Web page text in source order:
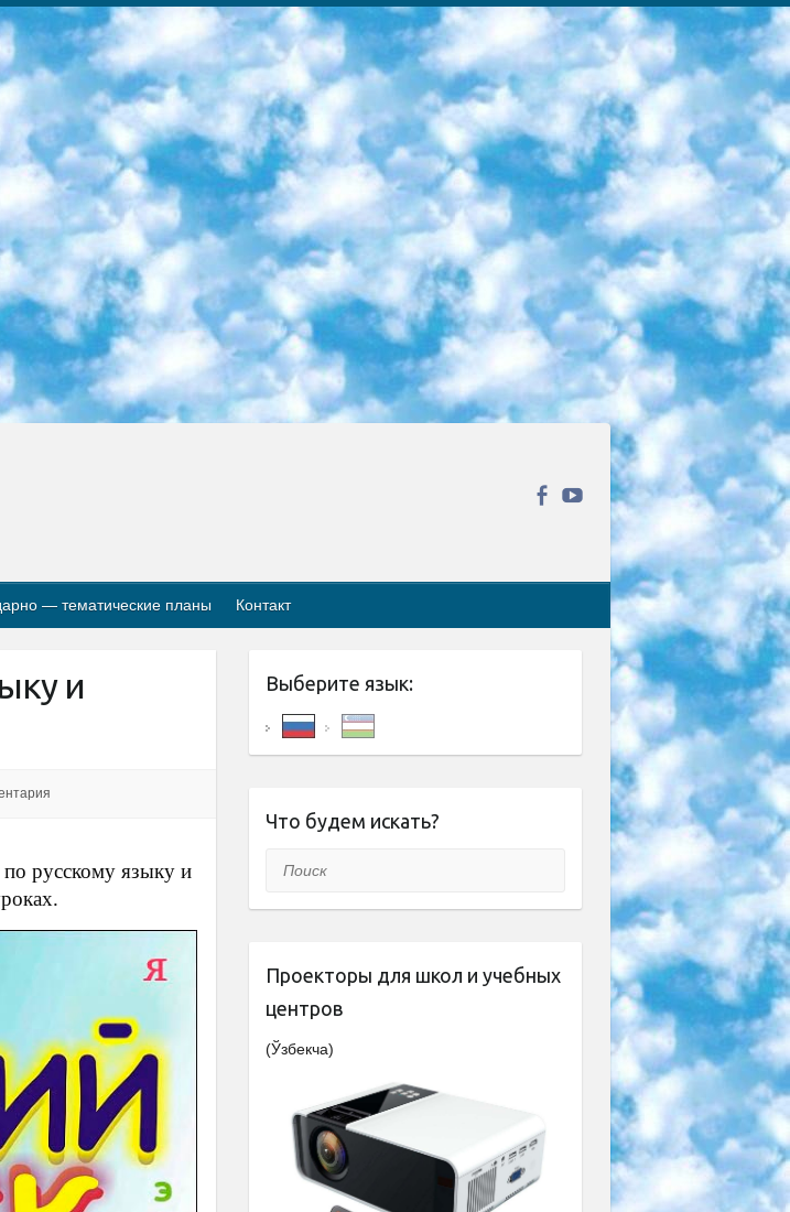
школа для глухих и слабослышащих детей. и экзамены в интернатах и быть реализован в виде письменного теста по математике. 11. Специальность для умственно отсталых детей. Для 9 класса Родной язык и литературное письмо Государственный язык (язык обучения – узбекский). для неклассов) написано Математическое письмо Письменная/устная история Узбекистана Физическое воспитание практично Итоговый контроль Для 11 класса Написание родного языка и литературы (эссе) Математическое письмо Узбекский язык (обучение на узбекском языке) не посещающее общее среднее образование для учреждений)/Образовательное учреждение выбор письменный и устный Иностранный язык письменный/устный Письменная/устная история Узбекистана *По выбору студента:  Химия  Физика  Основы государственного права  География 10 бесплатных образовательных ресурсов - Мы составили подборку онлайн-проектов с интерактивными упражнениями, видеолекциями и статьями. Они помогут вам обрести новые и освежить старые знания бесплатно. 1. «ИНТУИТ» Старейшая образовательная площадка Рунета. Здесь вы найдёте сотни текстовых и видеокурсов на десятки различных тем — от программирования до психологии. Многие курсы подготовлены российскими университетами и крупными международными компаниями вроде Intel и Microsoft. Самостоятельное обучение бесплатное, но желающие могут оплатить услуги персональных наставников. 2. «Смартия» знакомит с актуальными профессиями и подсказывает, как им обучаться. Выбрав заинтересовавшую вас специальность — SMM-специалист, фотограф, веб-дизайнер или другую, — увидите список необходимых для неё умений. Чтобы вы могли освоить их самостоятельно, для каждого умения площадка отображает подборку ссылок на учебные материалы. Хотя «Смартия» ориентируется на русскоязычную аудиторию, часть контента всё же доступна только на английском. 3. «Лекторий Физтеха» Проект Московского физико-технического института (Физтеха). С его помощью вы можете смотреть онлайн серии лекций, записанные на видео в этом вузе. В числе доступных предметов — физика, биология, химия, информационные технологии и другие. К некоторым лекциям администрация ресурса прилагает готовые конспекты, которые можно скачивать в PDF-формате. 4. ITMOcourses Онлайн-площадка Санкт-Петербургского национального исследовательского университета информационных технологий, механики и оптики (ИТМО). Ресурс предоставляет свободный доступ к курсам, разработанным в этом вузе. Каталог материалов разбит на четыре категории: «Оптические системы и технологии», «Приборостроение и робототехника», «Информационные технологии» и «Биотехнологии». Курсы состоят из видеолекций, интерактивных демонстраций и заданий. 5. «КиберЛенинка» Электронная научная библиотека открытого доступа. Каталог площадки регулярно обрастает текстами статей из различных научных изданий. Сгруппированные по журналам и рубрикам публикации можно читать онлайн или скачивать целиком в PDF-формате. Проект нацелен на популяризацию науки за счёт открытого доступа к качественной информации. 6. «ПостНаука» На этом ресурсе публикуют подборки видеолекций, составленные экспертами из разных отраслей и объединённые общими темами. Среди них, к примеру, есть серии «Биоинформатика и геномика», «Культура средневековой Скандинавии» и Cinema Studies о теории кино. Каждая подборка лекций — логически связанная история, рассказанная экспертом от первого лица. Кроме того, на сайте появляются научно-образовательные статьи и тесты на разные темы. 7. «Newочём» Команда проекта «Newочём» отбирает самые интересные тексты из англоязычных СМИ и переводит те из них, за которые голосуют участники сообщества «ВКонтакте». По большей части это научно-популярные статьи. Редакторы придумывают лишь заголовки, в остальном содержание переводов соответствует оригиналам. Полные тексты можно читать прямо в социальной сети. 8. InternetUrok Онлайн-база материалов по основным дисциплинам школьной программы. Информация на сайте структурирована по классам, предметам и темам (урокам). Каждый урок состоит из видеолекций и конспектов. Есть также интерактивные тренажёры и тесты для закрепления пройденного материала. Даже если вы давно окончили школу, возможность повторить программу старших классов всегда может пригодиться. 9. Edutainme Ещё один ресурс об образовании. В отличие от Newtonew, как мне кажется, Edutainme больше ориентируется на представителей индустрии: педагогов, предпринимателей, разработчиков образовательных проектов. Но и любой, кто просто стремится к саморазвитию, найдёт на сайте много полезного и интересного для себя. Например, информацию о новых курсах и образовательных сервисах. 10. Newtonew Онлайн-медиа об образовании и обучении в широком смысле. Авторы Newtonew пишут об инструментах, заведениях, тактиках и стратегиях, которые помогают учить других и получать новые знания самостоятельно. На этой площадке вы найдёте новости, обзоры, аналитические мат
— тематические планы Контакт
и
по русскому языку и
Выберите язык:
Что будем искать?
Поиск
Проекторы для школ и учебных
центров
(Ўзбекча)